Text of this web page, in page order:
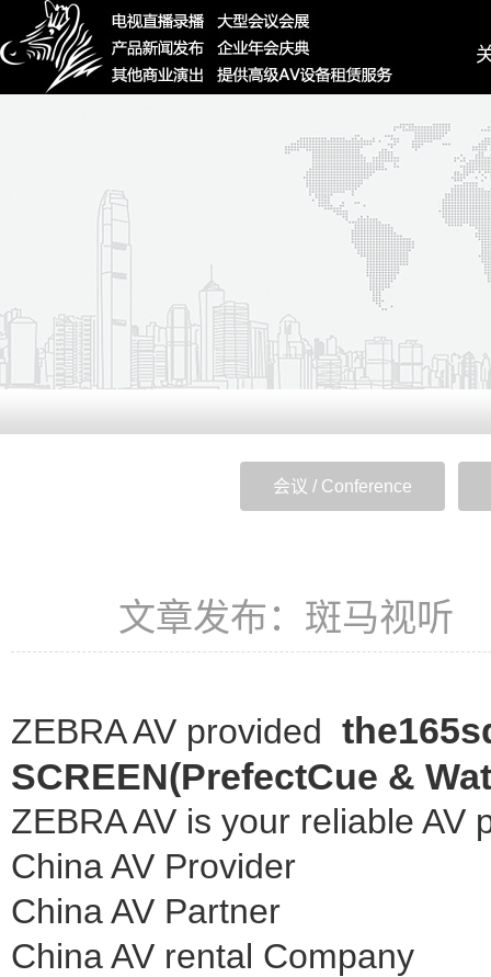
会议 / Conference
文章发布：斑马视
ZEBRA AV provided
SCREEN(PrefectCue &
ZEBRA AV is your reliable AV
China AV Provider
China AV Partner
China AV rental Company